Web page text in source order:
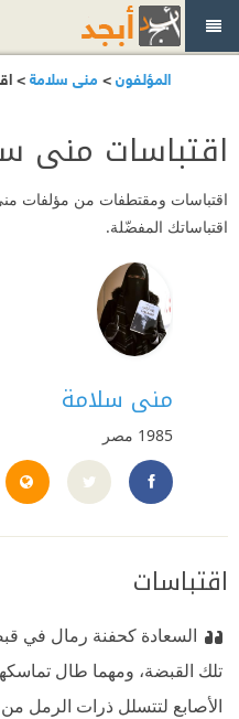
المؤلفون> منى سلامة>
اقتباسات منى
اقتباسات ومقتطفات من مؤلفات
اقتباساتك المفضّلة.
منى سلامة
1985 مصر
اقتباسات
السعادة كحفنة رمال في
تلك القبضة، ومهما طال
الأصابع لتتسلل ذرات الرمل